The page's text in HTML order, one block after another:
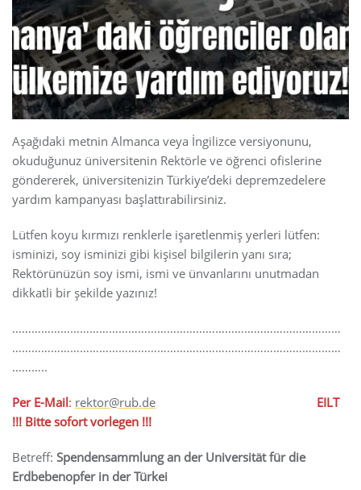
Aşağıdaki metnin Almanca veya İngilizce versiyonunu,
okuduğunuz üniversitenin Rektörle ve öğrenci ofislerine
göndererek, üniversitenizin Türkiye’deki depremzedelere
yardım kampanyası başlattırabilirsiniz.
Lütfen koyu kırmızı renklerle işaretlenmiş yerleri lütfen:
isminizi, soy isminizi gibi kişisel bilgilerin yanı sıra;
Rektörünüzün soy ismi, ismi ve ünvanlarını unutmadan
dikkatli bir şekilde yazınız!
…………………………………………………………………………………………
…………………………………………………………………………………………
………..
Per E-Mail: rektor@rub.de
EILT
!!! Bitte sofort vorlegen !!!
Betreff: Spendensammlung an der Universität für die
Erdbebenopfer in der Türkei